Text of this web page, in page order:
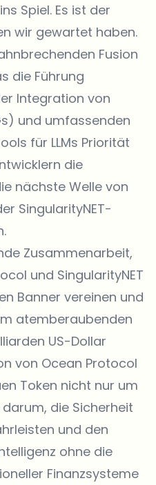
Spiel. Es ist der
wir gewartet haben.
Fusion
die Führung
Integration von
und umfassenden
für LLMs Priorität
die
nächste Welle von
SingularityNET-
Zusammenarbeit,
und SingularityNET
Banner vereinen und
atemberaubenden
US-Dollar
von Ocean Protocol
Token nicht nur um
die Sicherheit
und den
ohne die
Finanzsysteme